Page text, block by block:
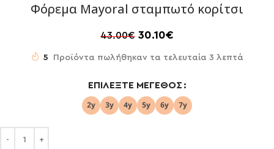
Φόρεμα Mayoral σταμπωτό κορίτσι
43.00€ 30.10€
5 Προϊόντα πωλήθηκαν τα τελευταία 3 λεπτά
ΕΠΙΛΈΞΤΕ ΜΈΓΕΘΟΣ